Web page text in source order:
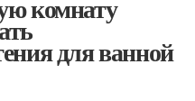
комнату
для ванной